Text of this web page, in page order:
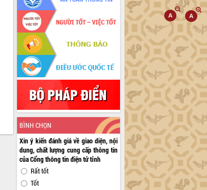
BÌNH CHỌN
Xin ý kiến đánh giá về giao diện, nội
dung, chất lượng cung cấp thông tin
của Cổng thông tin điện tử tỉnh
Rất tốt
Tốt